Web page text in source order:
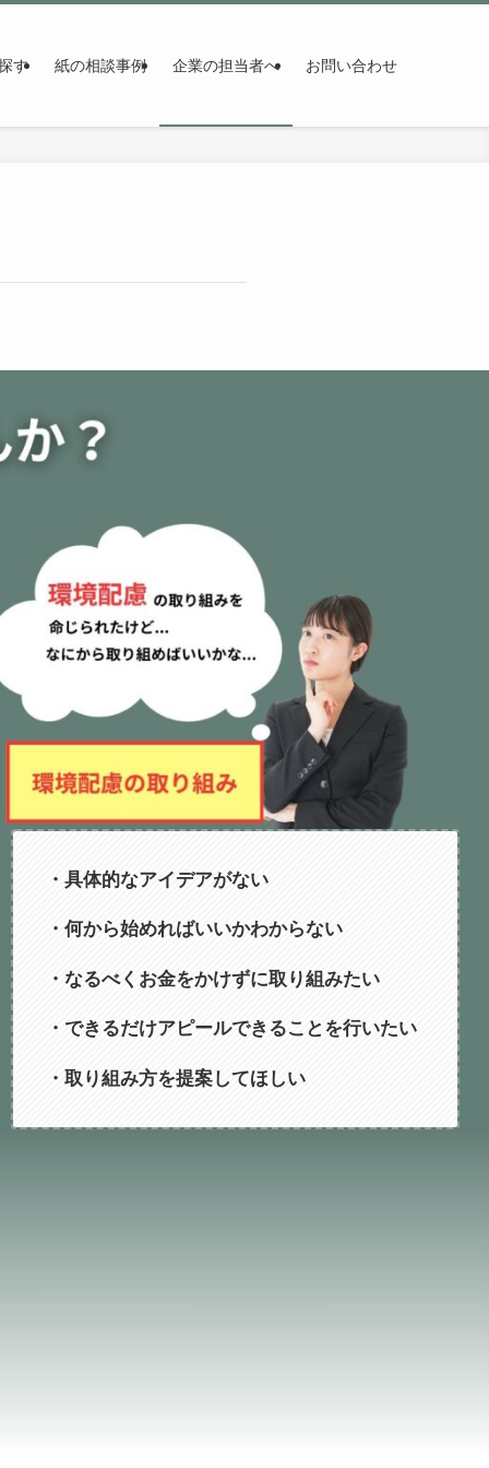
す 紙の相談事例 企業の担当者へ お問い合わせ
・具体的なアイデアがない
・何から始めればいいかわからない
・なるべくお金をかけずに取り組みたい
・できるだけアピールできることを行いたい
・取り組み方を提案してほしい